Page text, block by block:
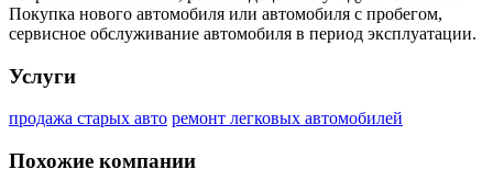
Покупка нового автомобиля или автомобиля с пробегом,
сервисное обслуживание автомобиля в период эксплуатации.
Услуги
продажа старых авто ремонт легковых автомобилей
Похожие компании